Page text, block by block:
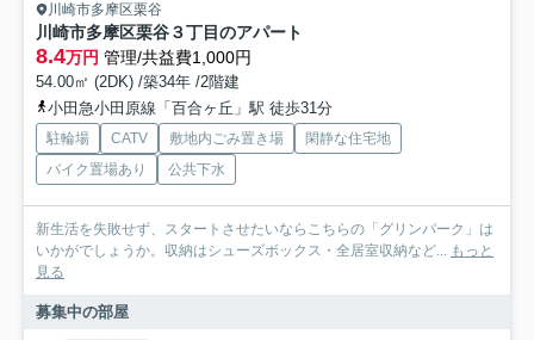
川崎市多摩区栗谷
川崎市多摩区栗谷３丁目のアパート
8.4万円 管理/共益費1,000円
54.00㎡ (2DK) /築34年 /2階建
小田急小田原線「百合ヶ丘」駅 徒歩31分
駐輪場 CATV 敷地内ごみ置き場
閑静な住宅地
バイク置場あり
公共下水
新生活を失敗せず、スタートさせたいならこちらの「グリンパーク」は
いかがでしょうか。収納はシューズボックス・全居室収納など... もっと
見る
募集中の部屋